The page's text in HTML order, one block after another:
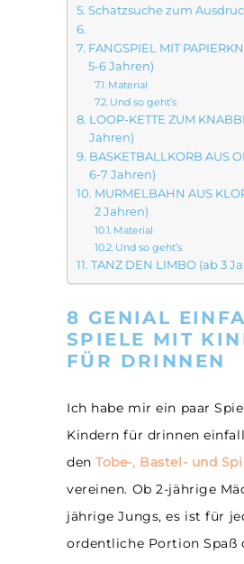
Schatzsuche zum
FANGSPIEL MIT
5-6 Jahren)
Material
Und so geht’s
LOOP-KETTE ZUM
Jahren)
BASKETBALLKORB AUS
6-7 Jahren)
MURMELBAHN AUS
2 Jahren)
Material
Und so geht’s
TANZ DEN LIMBO (ab 3
8 GENIAL
SPIELE MIT
FÜR DRINNEN
Ich habe mir ein paar
Kindern für drinnen
denTobe-, Bastel- und
vereinen. Ob 2-jährige
jährige Jungs, es ist für
ordentliche Portion Spaß